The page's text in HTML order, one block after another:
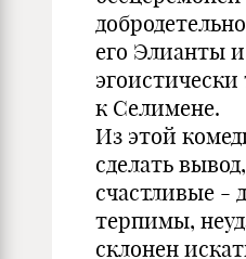
его Элианты и
эгоистически
к Селимене.
Из этой
сделать
счастливые -
терпимы,
склонен